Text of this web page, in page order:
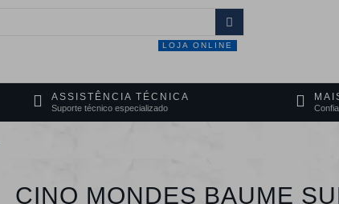
LOJA ONLINE
ASSISTÊNCIA TÉCNICA
Suporte técnico especializado
CINQ MONDES BAUME